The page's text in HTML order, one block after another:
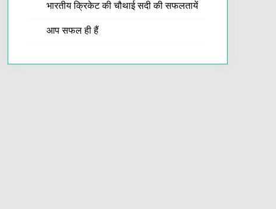
भारतीय क्रिकेट की चौथाई सदी की सफलतायें
आप सफल ही हैं